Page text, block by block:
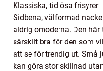
Klassiska, tidlösa frisyrer
Sidbena, välformad
aldrig omoderna. Den
särskilt bra för den som
att se för trendig ut. Små
kan göra stor skillnad